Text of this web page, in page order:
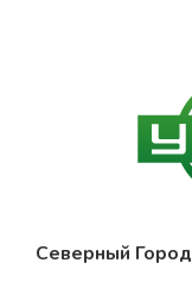
Северный Город